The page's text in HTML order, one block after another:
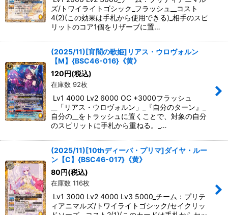
ズ/トワイライトゴシック_フラッシュ__コスト
4(2)(この効果は手札から使用できる)_相手のスピ
リットのコア1個をリザーブに置…
(2025/11)[宵闇の歌姫]リアス・ウロヴォルン
【M】{BSC46-016}《黄》
120 円(税込)
在庫数 92枚
Lv1 4000 Lv2 6000 OC +3000フラッシュ
__「リアス・ウロヴォルン」_『自分のターン』_
自分の__をトラッシュに置くことで、対象の自分
のスピリットに手札から重ねる。_…
(2025/11)[10thディーバ・プリマ]ダイヤ・ルー
ン【C】{BSC46-017}《黄》
80 円(税込)
在庫数 116枚
Lv1 3000 Lv2 4000 Lv3 5000_チーム：プリテ
ィアニマルズ/トワイライトゴシック/セイクリッ